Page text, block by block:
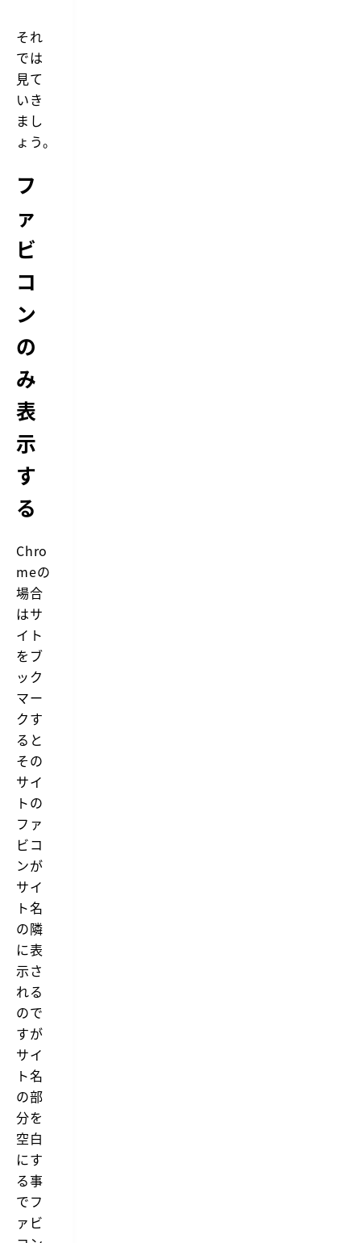
それ
では
見て
いき
まし
ょう。
フ
ァ
ビ
コ
ン
の
み
表
示
す
る
Chro
meの
場合
はサ
イト
をブ
ック
マー
クす
ると
その
サイ
トの
ファ
ビコ
ンが
サイ
ト名
の隣
に表
示さ
れる
ので
すが
サイ
ト名
の部
分を
空白
にす
る事
でフ
ァビ